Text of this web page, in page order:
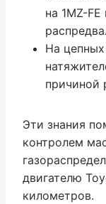
на 1MZ-
На
причиной
Эти знания
контролем
двигателю
километров.